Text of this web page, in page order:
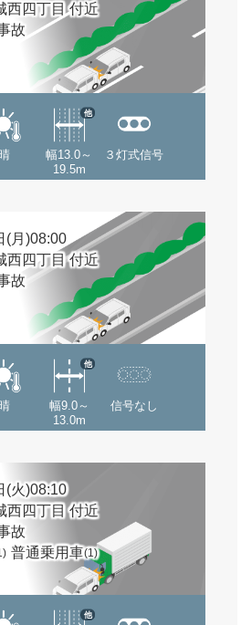
西四丁目 付近
故
晴
幅13.0～
19.5m
他
３灯式信号
(月)08:00
西四丁目 付近
故
晴
幅9.0～
13.0m
他
信号なし
(火)08:10
西四丁目 付近
故
普通乗用車(1)
他